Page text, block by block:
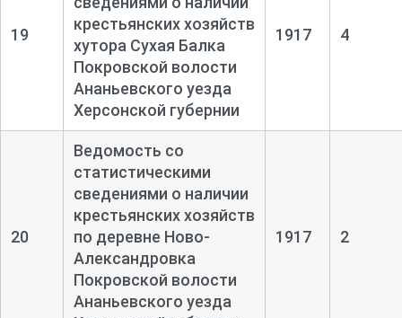
19
крестьянских хозяйств
хутора Сухая Балка
Покровской волости
Ананьевского уезда
Херсонской губернии
1917 4
20
Ведомость со
статистическими
сведениями о наличии
крестьянских хозяйств
по деревне Ново-
Александровка
Покровской волости
Ананьевского уезда
1917 2